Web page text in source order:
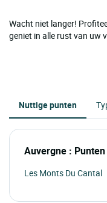
Wacht niet langer!
geniet in alle rust van uw
Nuttige punten
Auvergne :
Les Monts Du Cantal